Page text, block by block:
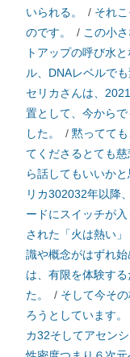
いられる。
/ それ
のです。
/ この小
トアップの呼び水と
ル、DNAレベルでも
セリカさんは、
置として、今から
した。
/ 黙ってて
てくださるとても慈
ら話してもいいかと
リカ302032年以降
ードにスイッチが入
された「火は熱い
識や概念がはずれ始
は、有限を体験す
た。
/ そして今そ
ろうとしています。
カ32そしてアセン